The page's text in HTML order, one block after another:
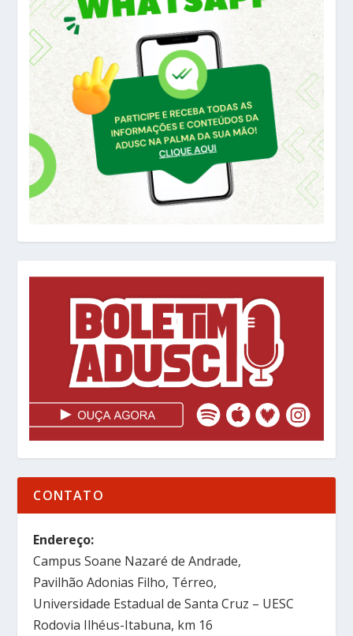
CONTATO
Endereço:
Campus Soane Nazaré de Andrade,
Pavilhão Adonias Filho, Térreo,
Universidade Estadual de Santa Cruz – UESC
Rodovia Ilhéus-Itabuna, km 16